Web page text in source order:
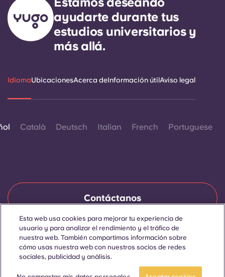
ayudarte durante tus
estudios universitarios y
más allá.
IdiomaUbicacionesAcerca deInformación útilAviso legal
Català Deutsch Italian French Portuguese
Contáctanos
© 2026. Todos los derechos reservados.
Siempre que en esta página web aparezcan palabras que
denoten un género concreto, se refieren a todo el mundo, sin
distinción de género.
Esta web usa cookies para mejorar tu experiencia de
usuario y para analizar el rendimiento y el tráfico de
nuestra web. También compartimos información sobre
cómo usas nuestra web con nuestros socios de redes
sociales, publicidad y análisis.